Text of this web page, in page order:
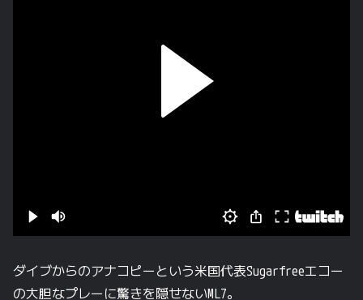
ダイブからのアナコピーという米国代表Sugarfreeエコー
の大胆なプレーに驚きを隠せないML7。